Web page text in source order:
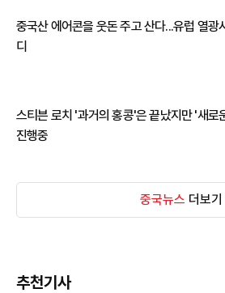
중국산 에어콘을 웃돈 주고 산다...유럽 열광
디
스티븐 로치 '과거의 홍콩'은 끝났지만 '새로
진행중
중국뉴스 더보기
추천기사